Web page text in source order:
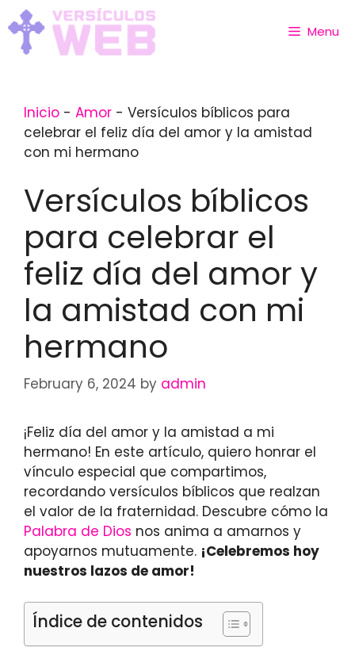
Skip
to
content
Menu
Inicio - Amor - Versículos bíblicos para
celebrar el feliz día del amor y la amistad
con mi hermano
Versículos bíblicos
para celebrar el
feliz día del amor y
la amistad con mi
hermano
February 6, 2024 by admin
¡Feliz día del amor y la amistad a mi
hermano! En este artículo, quiero honrar el
vínculo especial que compartimos,
recordando versículos bíblicos que realzan
el valor de la fraternidad. Descubre cómo la
Palabra de Dios nos anima a amarnos y
apoyarnos mutuamente. ¡Celebremos hoy
nuestros lazos de amor!
Índice de contenidos